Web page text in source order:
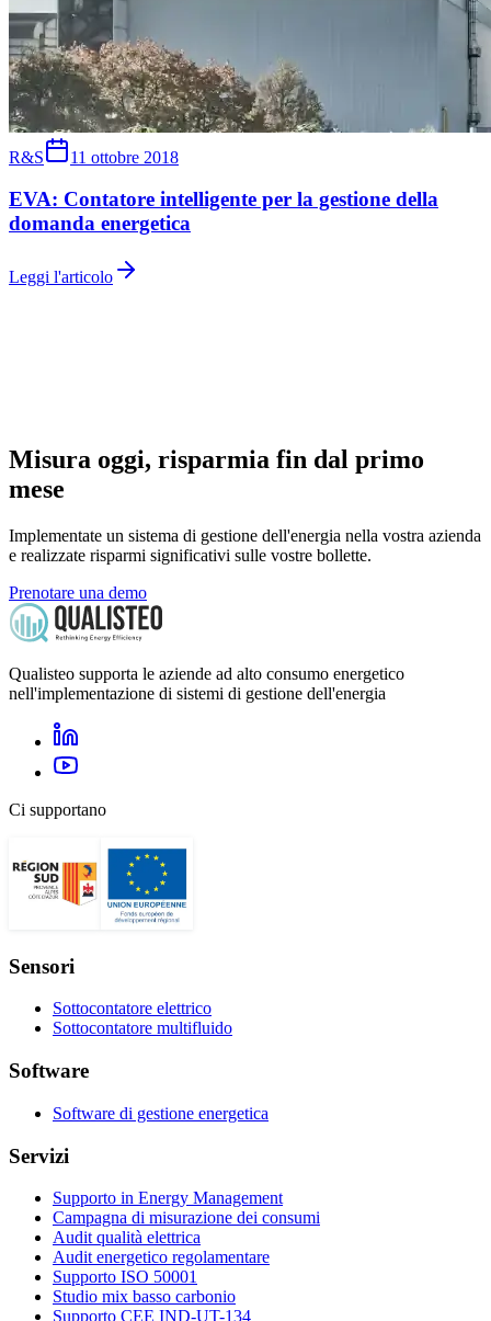
R&S 11 ottobre 2018
EVA: Contatore intelligente per la gestione della
domanda energetica
Leggi l'articolo
Misura oggi, risparmia fin dal primo
mese
Implementate un sistema di gestione dell'energia nella vostra azienda
e realizzate risparmi significativi sulle vostre bollette.
Prenotare una demo
Qualisteo supporta le aziende ad alto consumo energetico
nell'implementazione di sistemi di gestione dell'energia
Ci supportano
Sensori
Sottocontatore elettrico
Sottocontatore multifluido
Software
Software di gestione energetica
Servizi
Supporto in Energy Management
Campagna di misurazione dei consumi
Audit qualità elettrica
Audit energetico regolamentare
Supporto ISO 50001
Studio mix basso carbonio
Supporto CEE IND-UT-134